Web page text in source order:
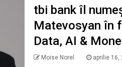
tbi bank îl
Matevosyan în
Data, AI &
Moise Norel aprilie 16,